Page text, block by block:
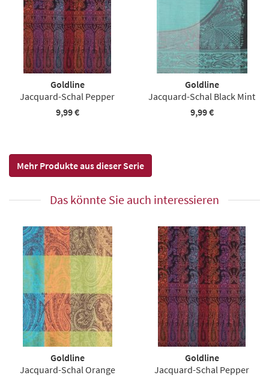
Goldline
Jacquard-Schal Pepper
9,99 €
Goldline
Jacquard-Schal Black Mint
9,99 €
Mehr Produkte aus dieser Serie
Das könnte Sie auch interessieren
Goldline
Jacquard-Schal Orange
Goldline
Jacquard-Schal Pepper